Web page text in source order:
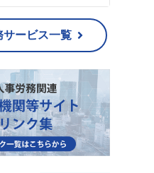
サービス一覧